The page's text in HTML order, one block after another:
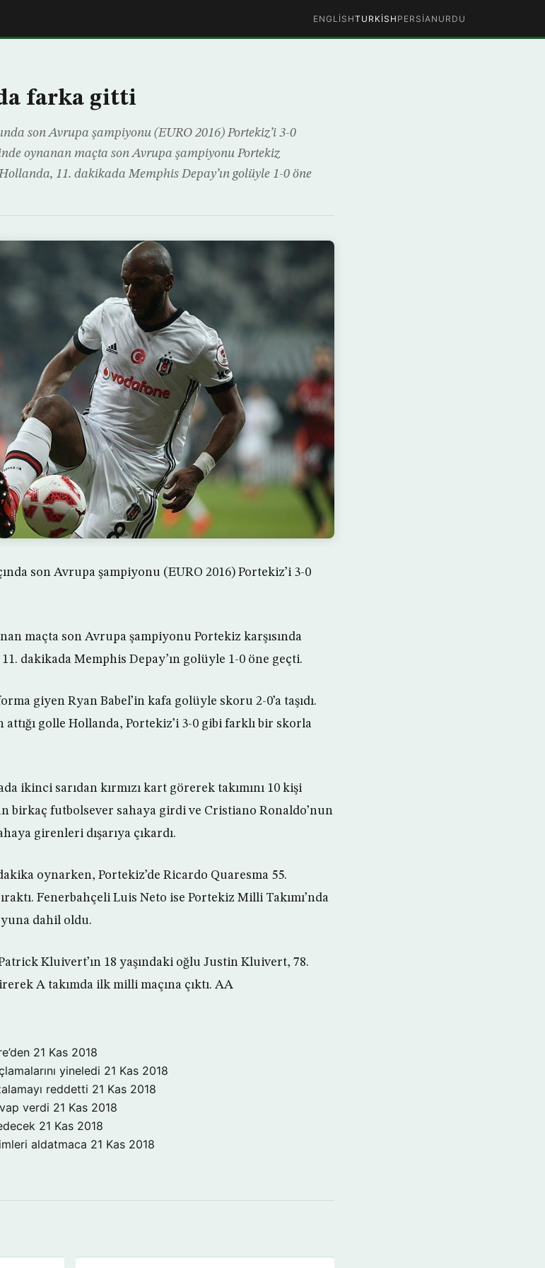
ENGLISHTURKISH PERSIAN URDU
farka gitti
son Avrupa şampiyonu (EURO 2016) Portekiz’i 3-0
oynanan maçta son Avrupa şampiyonu Portekiz
11. dakikada Memphis Depay’ın golüyle 1-0 öne
son Avrupa şampiyonu (EURO 2016) Portekiz’i 3-0
maçta son Avrupa şampiyonu Portekiz karşısında
dakikada Memphis Depay’ın golüyle 1-0 öne geçti.
giyen Ryan Babel’in kafa golüyle skoru 2-0’a taşıdı.
golle Hollanda, Portekiz’i 3-0 gibi farklı bir skorla
ikinci sarıdan kırmızı kart görerek takımını 10 kişi
birkaç futbolsever sahaya girdi ve Cristiano Ronaldo’nun
girenleri dışarıya çıkardı.
oynarken, Portekiz’de Ricardo Quaresma 55.
Fenerbahçeli Luis Neto ise Portekiz Milli Takımı’nda
dahil oldu.
Kluivert’ın 18 yaşındaki oğlu Justin Kluivert, 78.
A takımda ilk milli maçına çıktı. AA
21 Kas 2018
yineledi 21 Kas 2018
reddetti 21 Kas 2018
verdi 21 Kas 2018
21 Kas 2018
aldatmaca 21 Kas 2018